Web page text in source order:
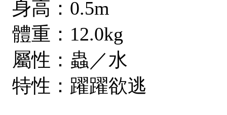
身高：0.5m
體重：12.0kg
屬性：蟲／水
特性：躍躍欲逃